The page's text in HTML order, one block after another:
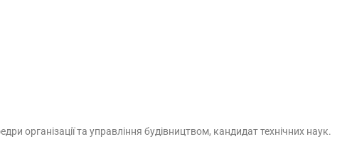
організації та управління будівництвом, кандидат технічних наук.